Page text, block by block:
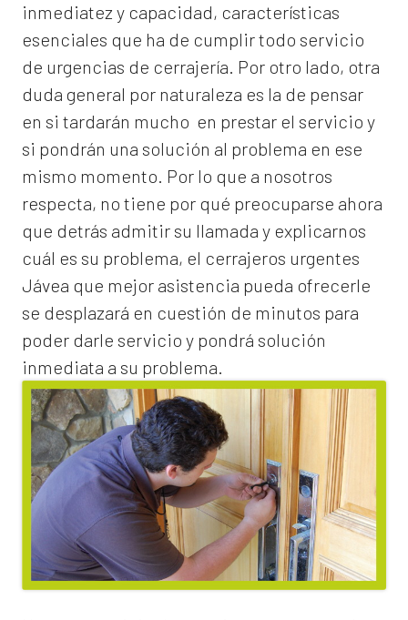
inmediatez y capacidad, características
esenciales que ha de cumplir todo servicio
de urgencias de cerrajería. Por otro lado, otra
duda general por naturaleza es la de pensar
en si tardarán mucho en prestar el servicio y
si pondrán una solución al problema en ese
mismo momento. Por lo que a nosotros
respecta, no tiene por qué preocuparse ahora
que detrás admitir su llamada y explicarnos
cuál es su problema, el cerrajeros urgentes
Jávea que mejor asistencia pueda ofrecerle
se desplazará en cuestión de minutos para
poder darle servicio y pondrá solución
inmediata a su problema.